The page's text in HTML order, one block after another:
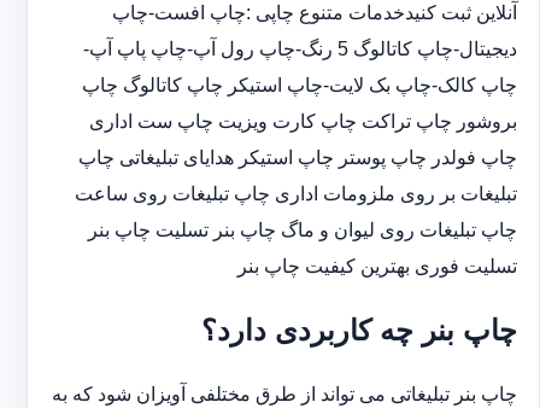
آنلاین ثبت کنیدخدمات متنوع چاپی :چاپ افست-چاپ
دیجیتال-چاپ کاتالوگ 5 رنگ-چاپ رول آپ-چاپ پاپ آپ-
چاپ کالک-چاپ بک لایت-چاپ استیکر چاپ کاتالوگ چاپ
بروشور چاپ تراکت چاپ کارت ویزیت چاپ ست اداری
چاپ فولدر چاپ پوستر چاپ استیکر هدایای تبلیغاتی چاپ
تبلیغات بر روی ملزومات اداری چاپ تبلیغات روی ساعت
چاپ تبلیغات روی لیوان و ماگ چاپ بنر تسلیت چاپ بنر
تسلیت فوری بهترین کیفیت چاپ بنر
چاپ بنر چه کاربردی دارد؟
چاپ بنر تبلیغاتی می تواند از طرق مختلفی آویزان شود که به